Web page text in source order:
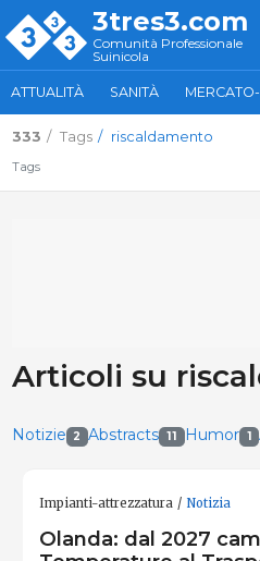
3tres3.com
Comunità Professionale
Suinicola
ATTUALITÀ SANITÀ
333 Tags riscaldamento
Tags
Articoli su
Notizie 2 Abstracts 11 Humor 1
Impianti-attrezzatura Notizia
Olanda: dal 2027